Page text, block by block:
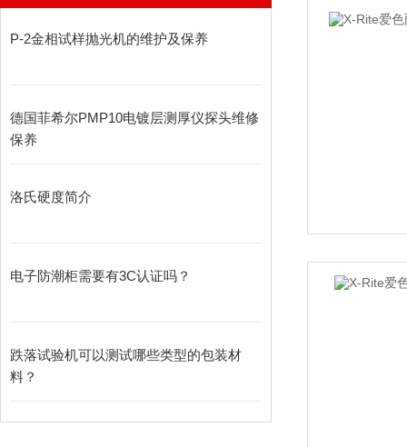
P-2金相试样抛光机的维护及保养
德国菲希尔PMP10电镀层测厚仪探头维修
保养
洛氏硬度简介
电子防潮柜需要有3C认证吗？
跌落试验机可以测试哪些类型的包装材
料？